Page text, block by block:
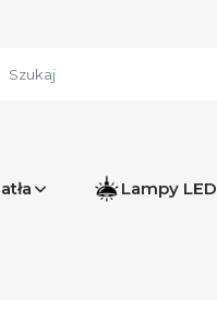
Lampy LED